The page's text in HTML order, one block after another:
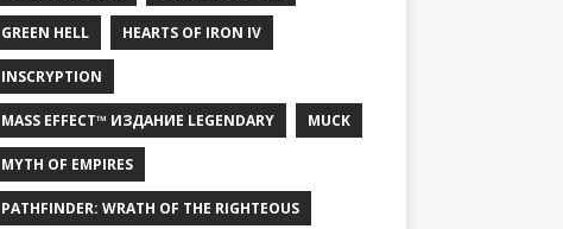
GREEN HELL HEARTS OF IRON IV
INSCRYPTION
MASS EFFECT™ ИЗДАНИЕ LEGENDARY MUCK
MYTH OF EMPIRES
PATHFINDER: WRATH OF THE RIGHTEOUS